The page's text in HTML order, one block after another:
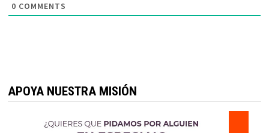
0 COMMENTS
APOYA NUESTRA MISIÓN